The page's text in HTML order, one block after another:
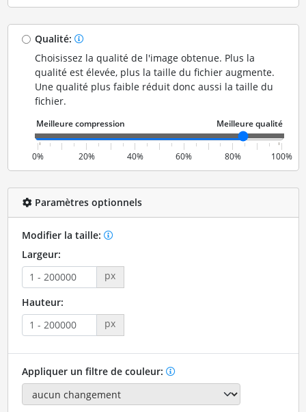
Qualité:
Choisissez la qualité de l'image obtenue. Plus la
qualité est élevée, plus la taille du fichier augmente.
Une qualité plus faible réduit donc aussi la taille du
fichier.
0% 20% 40% 60% 80% 100%
Paramètres optionnels
Modifier la taille:
Largeur:
px
Hauteur:
px
Appliquer un filtre de couleur: